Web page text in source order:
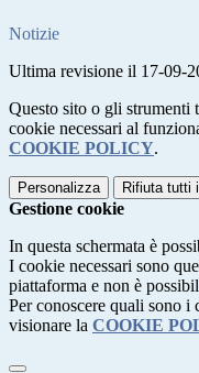
Notizie
Ultima revisione il 17-09-
Questo sito o gli strumenti
cookie necessari al
COOKIE POLICY.
Personalizza Rifiuta tutti
Gestione cookie
In questa schermata è
I cookie necessari sono
piattaforma e non è
Per conoscere quali sono i
visionare la COOKIE